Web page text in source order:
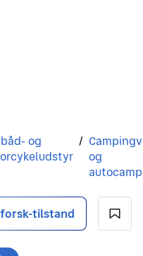
og
/
og
tilstand